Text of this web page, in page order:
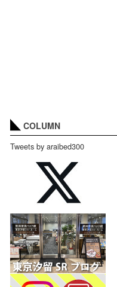
COLUMN
Tweets by araibed300